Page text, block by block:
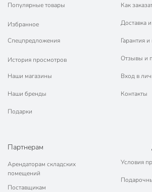
Популярные товары
Избранное
Спецпредложения
История просмотров
Наши магазины
Наши бренды
Подарки
Как
Доставка
Гарантия и
Отзывы и
Вход в
Контакты
Партнерам
Арендаторам складских
помещений
Поставщикам
Условия